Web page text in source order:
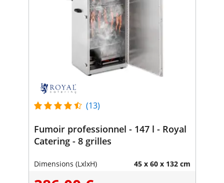
(13)
Fumoir professionnel - 147 l - Royal
Catering - 8 grilles
Dimensions (LxlxH) 45 x 60 x 132 cm